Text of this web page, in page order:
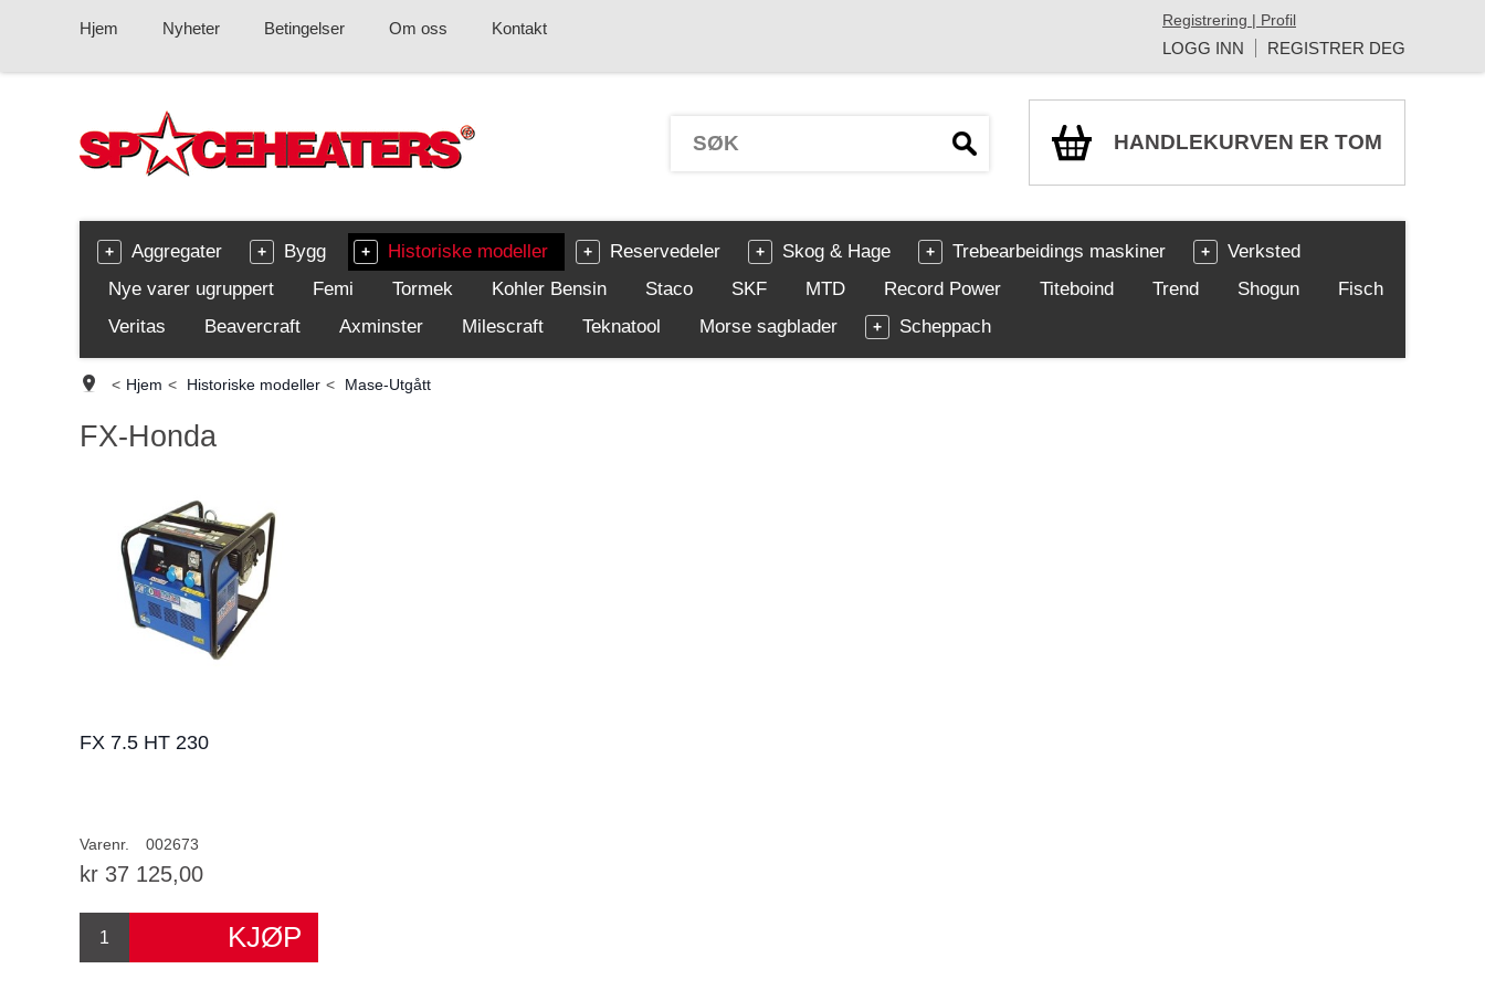
Hjem Nyheter Betingelser Om oss Kontakt Registrering | Profil
LOGG INN REGISTRER DEG
HANDLEKURVEN ER TOM
Aggregater Bygg Historiske modeller Reservedeler Skog & Hage Trebearbeidings maskiner
Verksted
Nye varer ugruppert
Femi Tormek Kohler Bensin Staco SKF MTD Record Power Titeboind Trend Shogun
Fisch
Veritas
Beavercraft Axminster Milescraft Teknatool Morse sagblader Scheppach
< Hjem < Historiske modeller < Mase-Utgått
FX-Honda
FX 7.5 HT 230
Varenr. 002673
kr 37 125,00